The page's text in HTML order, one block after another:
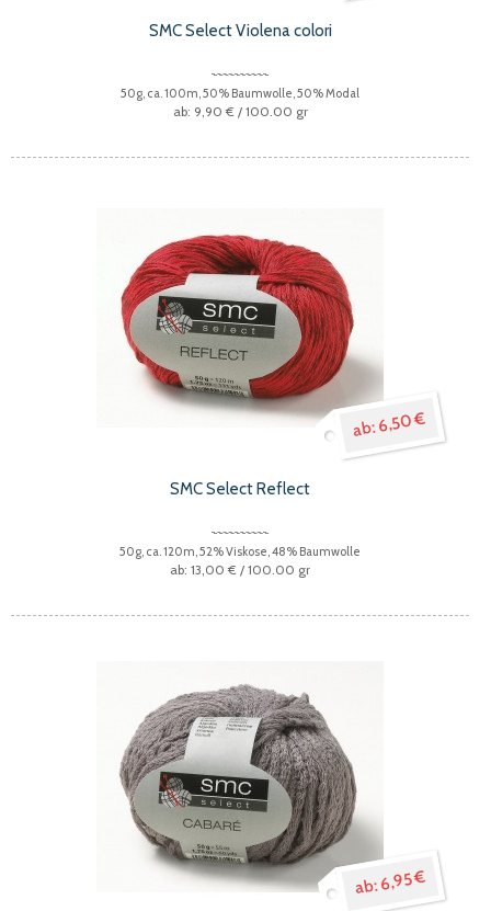
SMC Select Violena colori
50g, ca. 100m, 50% Baumwolle, 50% Modal
9,90 € / 100.00 gr
6,50 €
SMC Select Reflect
50g, ca. 120m, 52% Viskose, 48% Baumwolle
13,00 € / 100.00 gr
6,95 €